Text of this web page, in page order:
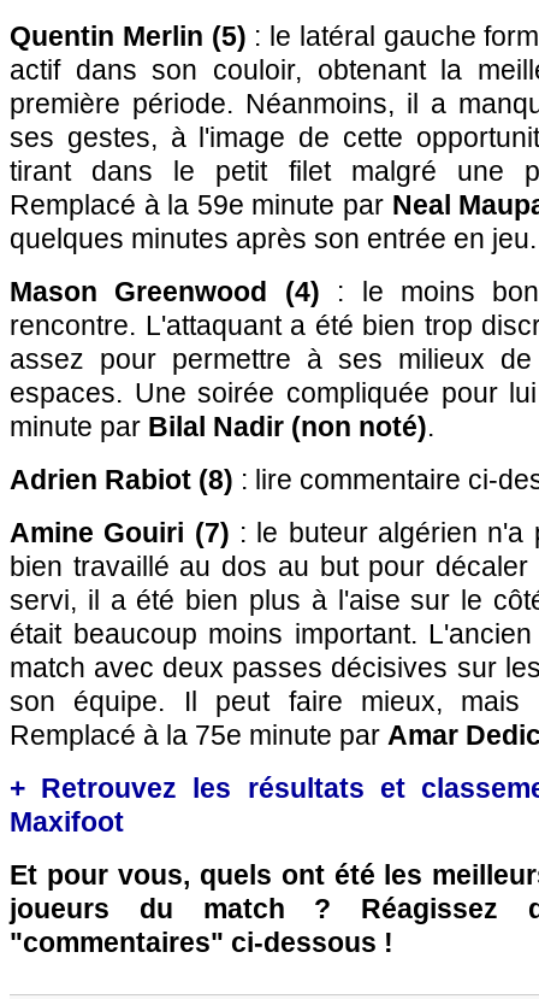
Quentin Merlin (5) : le latéral gauche
actif dans son couloir, obtenant la
première période. Néanmoins, il a
ses gestes, à l'image de cette
tirant dans le petit filet malgré une
Remplacé à la 59e minute par Neal
quelques minutes après son entrée en jeu.
Mason Greenwood (4) : le moins
rencontre. L'attaquant a été bien trop
assez pour permettre à ses milieux
espaces. Une soirée compliquée pour
minute par Bilal Nadir (non noté).
Adrien Rabiot (8) : lire commentaire ci-
Amine Gouiri (7) : le buteur algérien n'a
bien travaillé au dos au but pour décaler
servi, il a été bien plus à l'aise sur le
était beaucoup moins important.
match avec deux passes décisives sur
son équipe. Il peut faire mieux, mais
Remplacé à la 75e minute par Amar
+ Retrouvez les résultats et
Maxifoot
Et pour vous, quels ont été les
joueurs du match ? Réagissez
"commentaires" ci-dessous !